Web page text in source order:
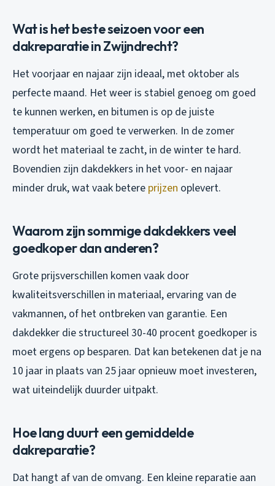
Wat is het beste seizoen voor een
dakreparatie in Zwijndrecht?
Het voorjaar en najaar zijn ideaal, met oktober als
perfecte maand. Het weer is stabiel genoeg om goed
te kunnen werken, en bitumen is op de juiste
temperatuur om goed te verwerken. In de zomer
wordt het materiaal te zacht, in de winter te hard.
Bovendien zijn dakdekkers in het voor- en najaar
minder druk, wat vaak betere prijzen oplevert.
Waarom zijn sommige dakdekkers veel
goedkoper dan anderen?
Grote prijsverschillen komen vaak door
kwaliteitsverschillen in materiaal, ervaring van de
vakmannen, of het ontbreken van garantie. Een
dakdekker die structureel 30-40 procent goedkoper is
moet ergens op besparen. Dat kan betekenen dat je na
10 jaar in plaats van 25 jaar opnieuw moet investeren,
wat uiteindelijk duurder uitpakt.
Hoe lang duurt een gemiddelde
dakreparatie?
Dat hangt af van de omvang. Een kleine reparatie aan